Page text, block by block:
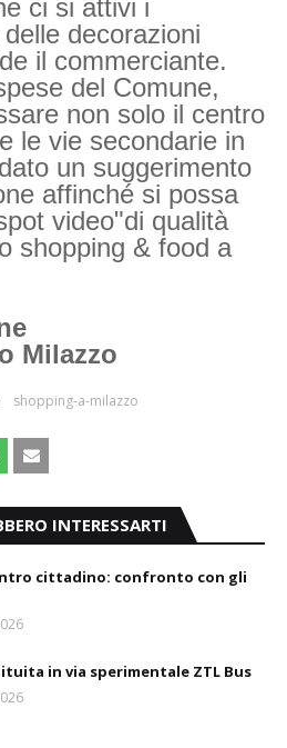
ci si attivi i
decorazioni
il commerciante.
del Comune,
non solo il centro
le vie secondarie in
un suggerimento
affinché si possa
video"di qualità
shopping & food a
Milazzo
shopping-a-milazzo
INTERESSARTI
cittadino: confronto con gli
in via sperimentale ZTL Bus